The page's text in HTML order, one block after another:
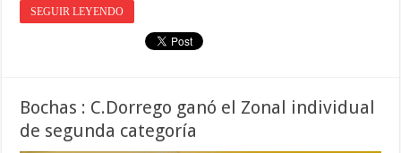
SEGUIR LEYENDO
Bochas : C.Dorrego ganó el Zonal individual
de segunda categoría